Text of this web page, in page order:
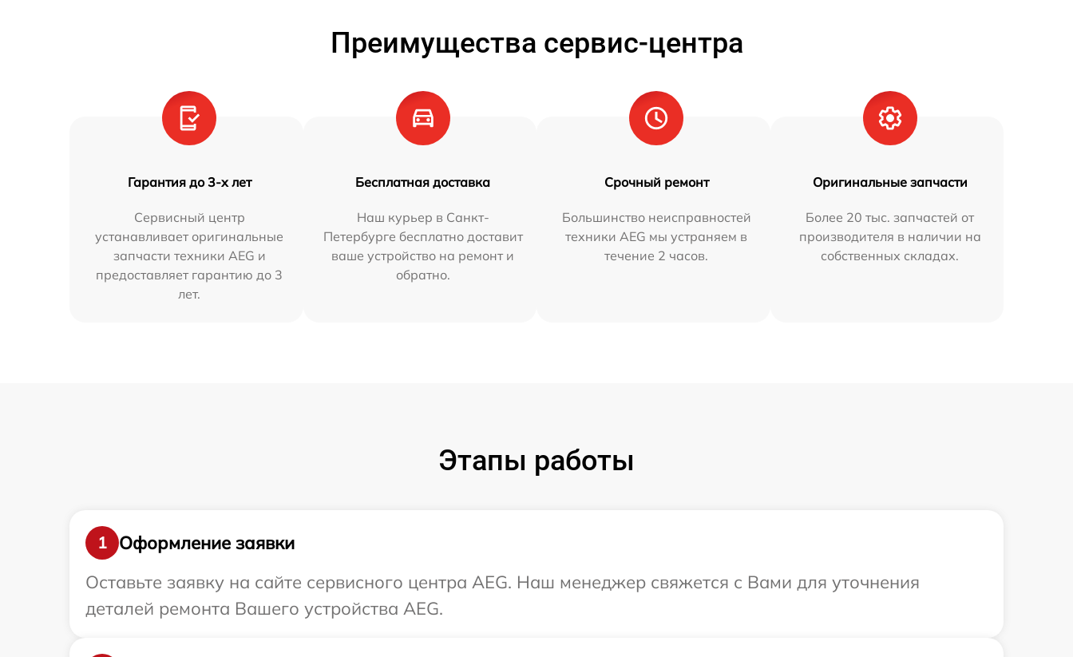
Преимущества сервис-центра
Гарантия до 3-х лет
Сервисный центр
устанавливает оригинальные
запчасти техники AEG и
предоставляет гарантию до 3
лет.
Бесплатная доставка
Наш курьер в Санкт-
Петербурге бесплатно доставит
ваше устройство на ремонт и
обратно.
Срочный ремонт
Большинство неисправностей
техники AEG мы устраняем в
течение 2 часов.
Оригинальные запчасти
Более 20 тыс. запчастей от
производителя в наличии на
собственных складах.
Этапы работы
1
Оформление заявки
Оставьте заявку на сайте сервисного центра AEG. Наш менеджер свяжется с Вами для уточнения
деталей ремонта Вашего устройства AEG.